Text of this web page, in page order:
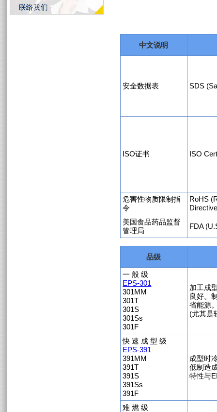
中文说明
安全数据表 SDS
ISO证书 ISO
危害性物质限制指
令
RoHS
美国食品药品监督
管理局
FDA
品级
一 般 级
EPS-301
301MM
301T
301S
301Ss
301F
加工成
良好。
省能源
(尤其是
快 速 成 型 级
EPS-391
391MM
391T
391S
391Ss
391F
成型时
低制造
特性与
难 燃 级